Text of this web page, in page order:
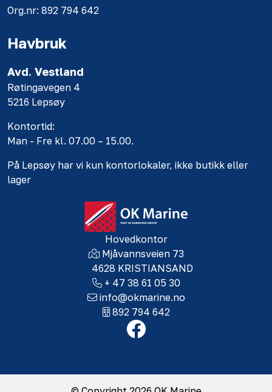
Org.nr: 892 794 642
Havbruk
Avd. Vestland
Røtingavegen 4
5216 Lepsøy
Kontortid:
Man - Fre kl. 07.00 – 15.00.
På Lepsøy har vi kun kontorlokaler, ikke butikk eller
lager
Hovedkontor
Mjåvannsveien 73
4628 KRISTIANSAND
+ 47 38 61 05 30
info@okmarine.no
892 794 642